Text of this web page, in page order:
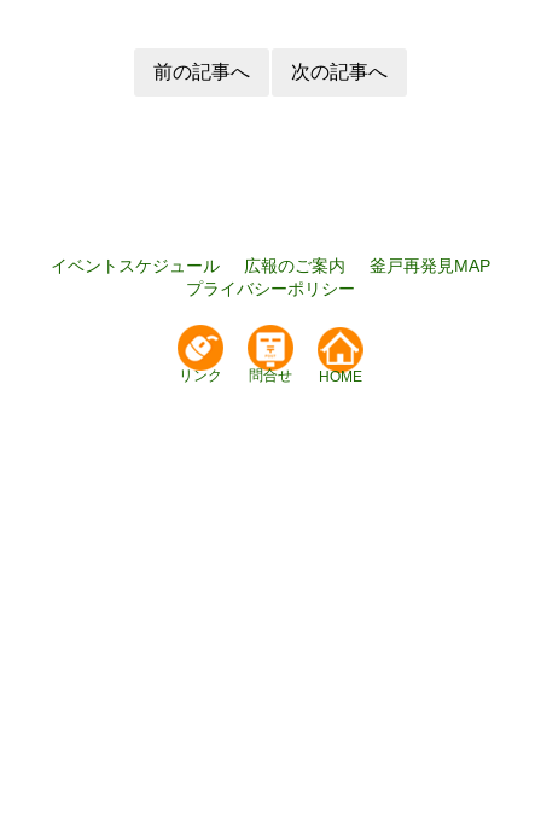
前の記事へ 次の記事へ
イベントスケジュール 広報のご案内
釜戸再発見MAP
プライバシーポリシー
リンク 問合せ HOME